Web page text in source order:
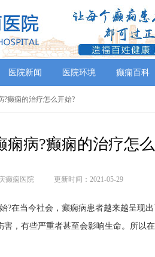
医院新闻 医院环境 癫痫百科
?癫痫的治疗怎么开始?
痫病?癫痫的治疗怎
癫痫医院 更新时间：2021-05-29
?在当今社会，癫痫病患者越来越呈现
，有些严重者甚至会影响生命。所以